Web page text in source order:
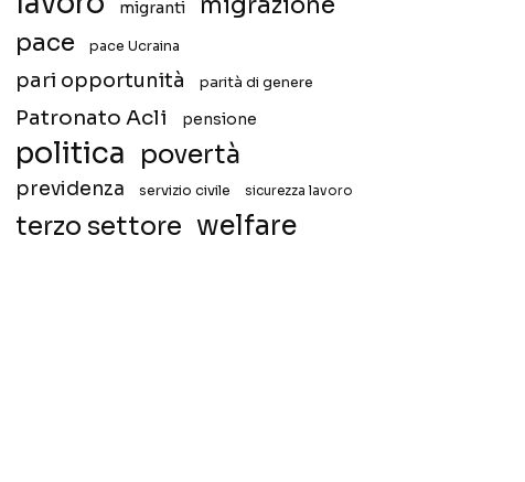
migranti
pace
pace Ucraina
pari opportunità parità di genere
Patronato Acli pensione
politica povertà
previdenza servizio civile sicurezza lavoro
terzo settore welfare